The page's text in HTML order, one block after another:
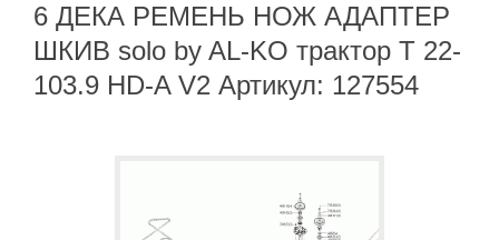
6 ДЕКА РЕМЕНЬ НОЖ АДАПТЕР
ШКИВ solo by AL-KO трактор T 22-
103.9 HD-A V2 Артикул: 127554